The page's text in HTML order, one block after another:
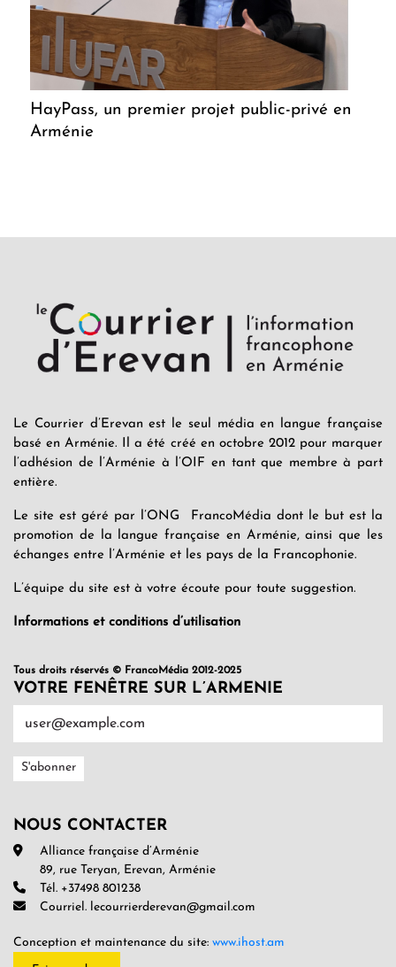
HayPass, un premier projet public-privé en
Arménie
Le Courrier d’Erevan est le seul média en langue française
basé en Arménie. Il a été créé en octobre 2012 pour marquer
l’adhésion de l’Arménie à l’OIF en tant que membre à part
entière.
Le site est géré par l’ONG FrancoMédia dont le but est la
promotion de la langue française en Arménie, ainsi que les
échanges entre l’Arménie et les pays de la Francophonie.
L’équipe du site est à votre écoute pour toute suggestion.
Informations et conditions d’utilisation
Tous droits réservés © FrancoMédia 2012-2025
VOTRE FENÊTRE SUR L’ARMENIE
NOUS CONTACTER
Alliance française d’Arménie
89, rue Teryan, Erevan, Arménie
Tél. +37498 801238
Courriel. lecourrierderevan@gmail.com
Conception et maintenance du site: www.ihost.am